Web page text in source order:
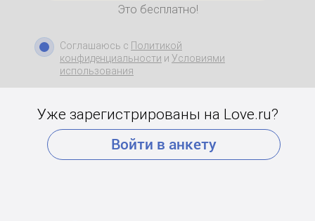
Это бесплатно!
Соглашаюсь с Политикой
конфиденциальности и Условиями
использования
Уже зарегистрированы на Love.ru?
Войти в анкету